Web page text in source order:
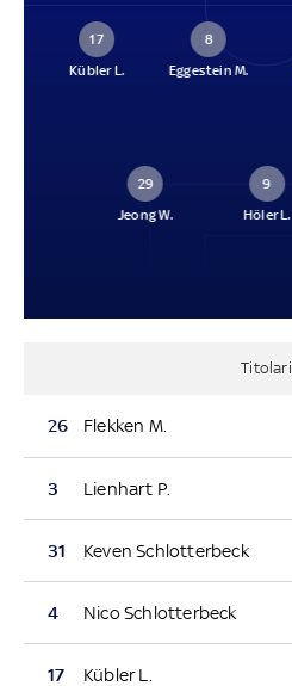
17
Kübler L.
8
Eggestein M.
29
Jeong W.
9
Höler L.
Titolari
26 Flekken M.
3 Lienhart P.
31 Keven Schlotterbeck
4 Nico Schlotterbeck
17 Kübler L.